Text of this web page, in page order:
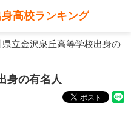
高校ランキング
県立金沢泉丘高等学校出身の
身の有名人